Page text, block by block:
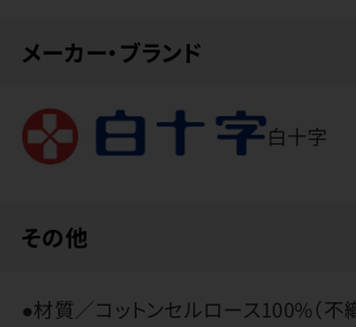
メーカー・ブランド
白十字
その他
●材質／コットンセルロース100%（不